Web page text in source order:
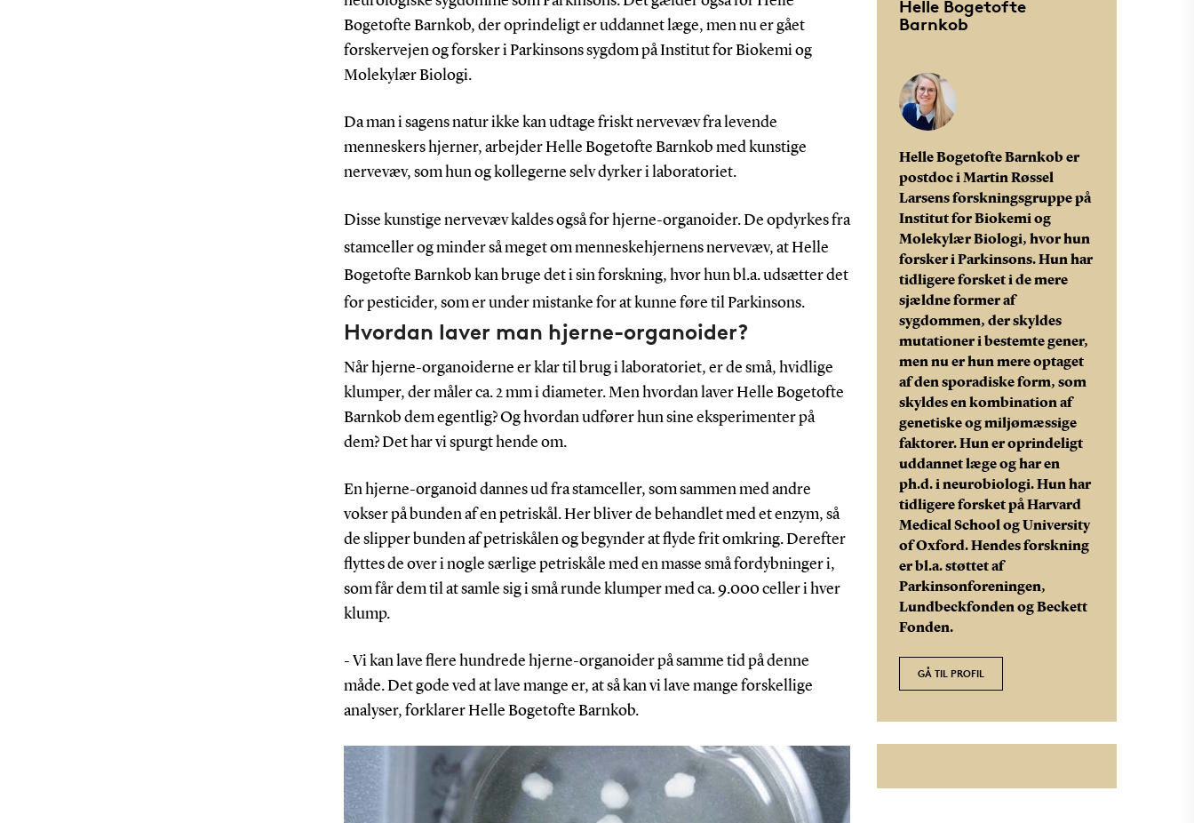
Bogetofte Barnkob, der oprindeligt er uddannet læge, men nu er gået
forskervejen og forsker i Parkinsons sygdom på Institut for Biokemi og
Molekylær Biologi.
Da man i sagens natur ikke kan udtage friskt nervevæv fra levende
menneskers hjerner, arbejder Helle Bogetofte Barnkob med kunstige
nervevæv, som hun og kollegerne selv dyrker i laboratoriet.
Disse kunstige nervevæv kaldes også for hjerne-organoider. De opdyrkes fra
stamceller og minder så meget om menneskehjernens nervevæv, at Helle
Bogetofte Barnkob kan bruge det i sin forskning, hvor hun bl.a. udsætter det
for pesticider, som er under mistanke for at kunne føre til Parkinsons.
Hvordan laver man hjerne-organoider?
Når hjerne-organoiderne er klar til brug i laboratoriet, er de små, hvidlige
klumper, der måler ca. 2 mm i diameter. Men hvordan laver Helle Bogetofte
Barnkob dem egentlig? Og hvordan udfører hun sine eksperimenter på
dem? Det har vi spurgt hende om.
En hjerne-organoid dannes ud fra stamceller, som sammen med andre
vokser på bunden af en petriskål. Her bliver de behandlet med et enzym, så
de slipper bunden af petriskålen og begynder at flyde frit omkring. Derefter
flyttes de over i nogle særlige petriskåle med en masse små fordybninger i,
som får dem til at samle sig i små runde klumper med ca. 9.000 celler i hver
klump.
- Vi kan lave flere hundrede hjerne-organoider på samme tid på denne
måde. Det gode ved at lave mange er, at så kan vi lave mange forskellige
analyser, forklarer Helle Bogetofte Barnkob.
Helle Bogetofte
Barnkob
Helle Bogetofte Barnkob er
postdoc i Martin Røssel
Larsens forskningsgruppe på
Institut for Biokemi og
Molekylær Biologi, hvor hun
forsker i Parkinsons. Hun har
tidligere forsket i de mere
sjældne former af
sygdommen, der skyldes
mutationer i bestemte gener,
men nu er hun mere optaget
af den sporadiske form, som
skyldes en kombination af
genetiske og miljømæssige
faktorer. Hun er oprindeligt
uddannet læge og har en
ph.d. i neurobiologi. Hun har
tidligere forsket på Harvard
Medical School og University
of Oxford. Hendes forskning
er bl.a. støttet af
Parkinsonforeningen,
Lundbeckfonden og Beckett
Fonden.
GÅ TIL PROFIL